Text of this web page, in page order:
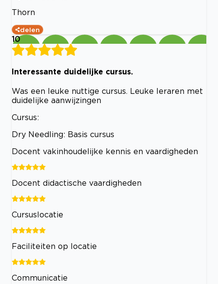
Thorn
delen
10
Interessante duidelijke cursus.
Was een leuke nuttige cursus. Leuke leraren met
duidelijke aanwijzingen
Cursus:
Dry Needling: Basis cursus
Docent vakinhoudelijke kennis en vaardigheden
Docent didactische vaardigheden
Cursuslocatie
Faciliteiten op locatie
Communicatie